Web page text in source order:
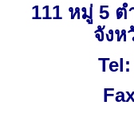
111 หมู่5 ต
จังห
Tel: